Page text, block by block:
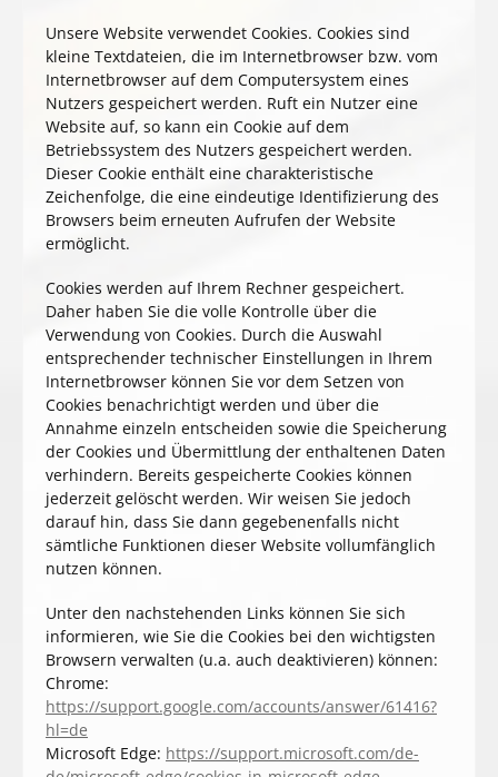
Unsere Website verwendet Cookies. Cookies sind
kleine Textdateien, die im Internetbrowser bzw. vom
Internetbrowser auf dem Computersystem eines
Nutzers gespeichert werden. Ruft ein Nutzer eine
Website auf, so kann ein Cookie auf dem
Betriebssystem des Nutzers gespeichert werden.
Dieser Cookie enthält eine charakteristische
Zeichenfolge, die eine eindeutige Identifizierung des
Browsers beim erneuten Aufrufen der Website
ermöglicht.
Cookies werden auf Ihrem Rechner gespeichert.
Daher haben Sie die volle Kontrolle über die
Verwendung von Cookies. Durch die Auswahl
entsprechender technischer Einstellungen in Ihrem
Internetbrowser können Sie vor dem Setzen von
Cookies benachrichtigt werden und über die
Annahme einzeln entscheiden sowie die Speicherung
der Cookies und Übermittlung der enthaltenen Daten
verhindern. Bereits gespeicherte Cookies können
jederzeit gelöscht werden. Wir weisen Sie jedoch
darauf hin, dass Sie dann gegebenenfalls nicht
sämtliche Funktionen dieser Website vollumfänglich
nutzen können.
Unter den nachstehenden Links können Sie sich
informieren, wie Sie die Cookies bei den wichtigsten
Browsern verwalten (u.a. auch deaktivieren) können:
Chrome:
https://support.google.com/accounts/answer/61416?
hl=de
Microsoft Edge: https://support.microsoft.com/de-